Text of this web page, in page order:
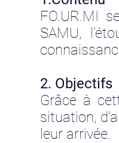
FO.UR.MI
SAMU,
2. Objectifs
Grâce à
situation,
leur arrivée.